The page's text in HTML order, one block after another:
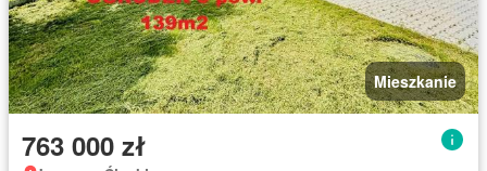
Mieszkanie
763 000 zł